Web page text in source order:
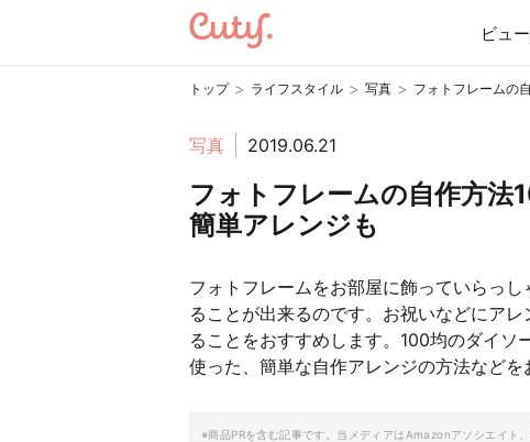
ビュ
トップ > ライフスタイル > 写真 > フォトフレームの
写真 2019.06.21
フォトフレームの自作方
簡単アレンジも
フォトフレームをお部屋に飾っていらっ
ることが出来るのです。お祝いなどにア
ることをおすすめします。100均のダイソ
使った、簡単な自作アレンジの方法などを
※商品PRを含む記事です。当メディアはAmazonアソシエイト